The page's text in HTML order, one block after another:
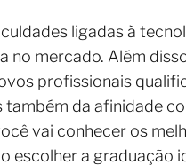
ligadas à
no mercado. Além
profissionais
também da afinidade
vai conhecer os
escolher a graduação